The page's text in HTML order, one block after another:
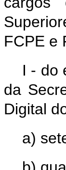
FCPE e
I - do
da
Digital
a)